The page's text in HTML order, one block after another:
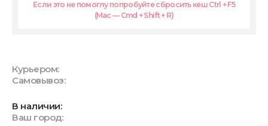
Если это не помоглу попробуйте сбросить кеш Ctrl + F5
(Mac — Cmd + Shift + R)
Курьером:
Самовывоз:
В наличии:
Ваш город: